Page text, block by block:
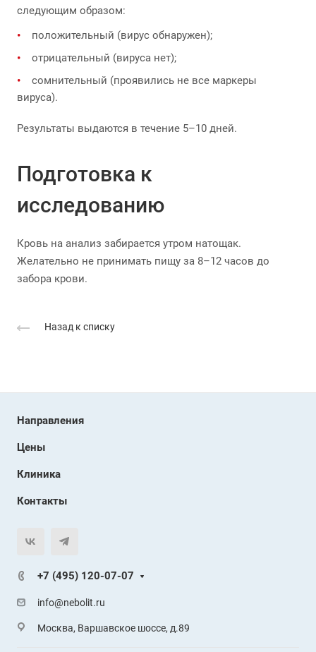
следующим образом:
положительный (вирус обнаружен);
отрицательный (вируса нет);
сомнительный (проявились не все маркеры
вируса).
Результаты выдаются в течение 5–10 дней.
Подготовка к
исследованию
Кровь на анализ забирается утром натощак.
Желательно не принимать пищу за 8–12 часов до
забора крови.
Назад к списку
Направления
Цены
Клиника
Контакты
+7 (495) 120-07-07
info@nebolit.ru
Москва, Варшавское шоссе, д.89